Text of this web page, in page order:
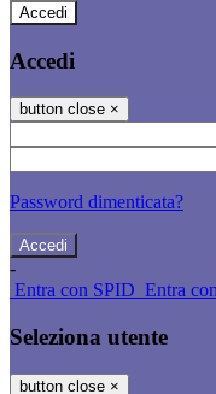
Accedi
Accedi
button close ×
Password dimenticata?
-
Entra con SPID Entra
Seleziona utente
button close ×